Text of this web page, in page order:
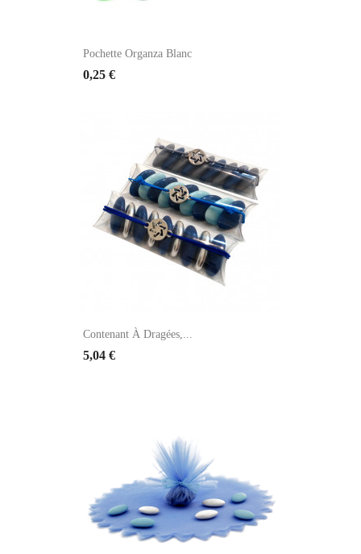
Pochette Organza Blanc
0,25 €
Contenant À Dragées,...
5,04 €